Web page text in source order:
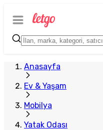
Anasayfa
Ev & Yaşam
Mobilya
Yatak Odası